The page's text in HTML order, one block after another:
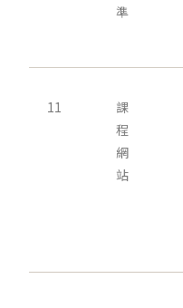
準
11
課
程
網
站